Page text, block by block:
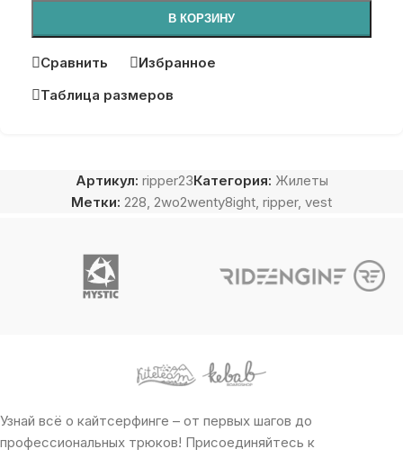
В КОРЗИНУ
Сравнить
Избранное
Таблица размеров
Артикул: ripper23Категория: Жилеты
Метки: 228 2wo2wenty8ight ripper, vest
Узнай всё о кайтсерфинге – от первых шагов до
профессиональных трюков! Присоединяйтесь к